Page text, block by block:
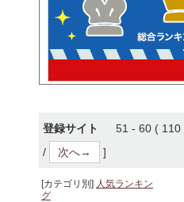
登録サイト 51 - 60 (
/
次へ→ ]
[カテゴリ別] 人気ランキン
グ